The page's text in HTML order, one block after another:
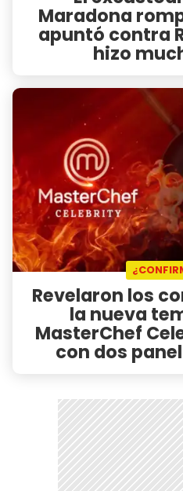
Maradona
apuntó contra
hizo
Revelaron los
la nueva
MasterChef
con dos